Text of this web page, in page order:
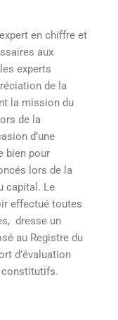
en chiffre et
aux
experts
de la
la mission du
de la
d’une
bien pour
lors de la
capital. Le
effectué toutes
dresse un
au Registre du
d’évaluation
constitutifs.